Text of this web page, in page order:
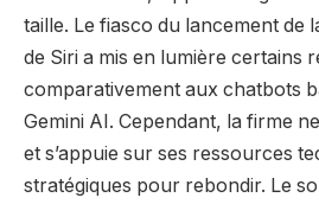
taille. Le fiasco du lancement de
de Siri a mis en lumière certains
comparativement aux chatbots
Gemini AI. Cependant, la firme
et s’appuie sur ses ressources
stratégiques pour rebondir. Le